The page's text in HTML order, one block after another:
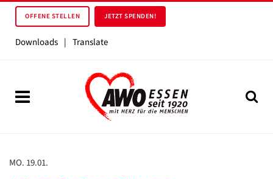
OFFENE STELLEN JETZT SPENDEN!
Downloads | Translate
MO. 19.01.